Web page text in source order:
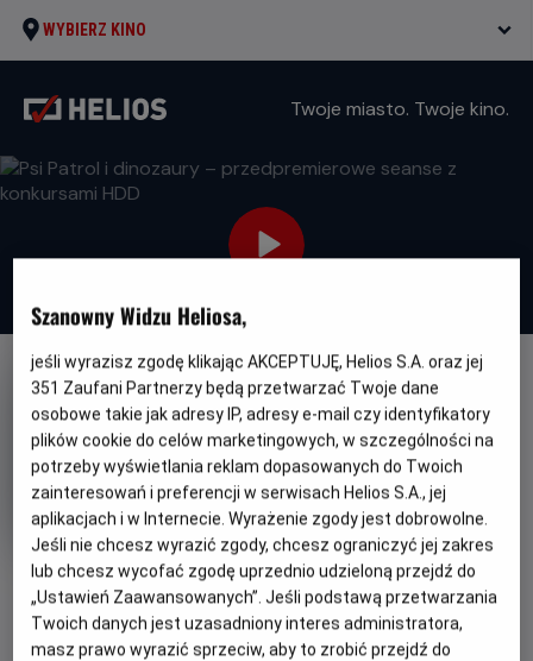
WYBIERZ KINO
Twoje miasto. Twoje kino.
Psi Patrol i dinozaury –
przedpremierowe seanse z
konkursami HDD
Oryginalny
tytuł
PAW Patrol: The Dino Movie Gatunek
Animowany
/ Przygodowy
Minimalny
wiek
Od 6 lat
Czas
trwania
119 min
Szanowny Widzu Heliosa,
jeśli wyrazisz zgodę klikając AKCEPTUJĘ, Helios S.A. oraz jej
351 Zaufani Partnerzy będą przetwarzać Twoje dane
osobowe takie jak adresy IP, adresy e-mail czy identyfikatory
plików cookie do celów marketingowych, w szczególności na
potrzeby wyświetlania reklam dopasowanych do Twoich
zainteresowań i preferencji w serwisach Helios S.A., jej
aplikacjach i w Internecie. Wyrażenie zgody jest dobrowolne.
Jeśli nie chcesz wyrazić zgody, chcesz ograniczyć jej zakres
lub chcesz wycofać zgodę uprzednio udzieloną przejdź do
„Ustawień Zaawansowanych”. Jeśli podstawą przetwarzania
Twoich danych jest uzasadniony interes administratora,
masz prawo wyrazić sprzeciw, aby to zrobić przejdź do